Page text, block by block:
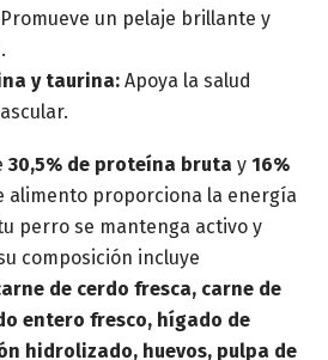
Promueve un pelaje brillante y
y taurina: Apoya la salud
30,5% de proteína bruta y 16%
alimento proporciona la energía
perro se mantenga activo y
composición incluye
de cerdo fresca, carne de
entero fresco, hígado de
hidrolizado, huevos, pulpa de